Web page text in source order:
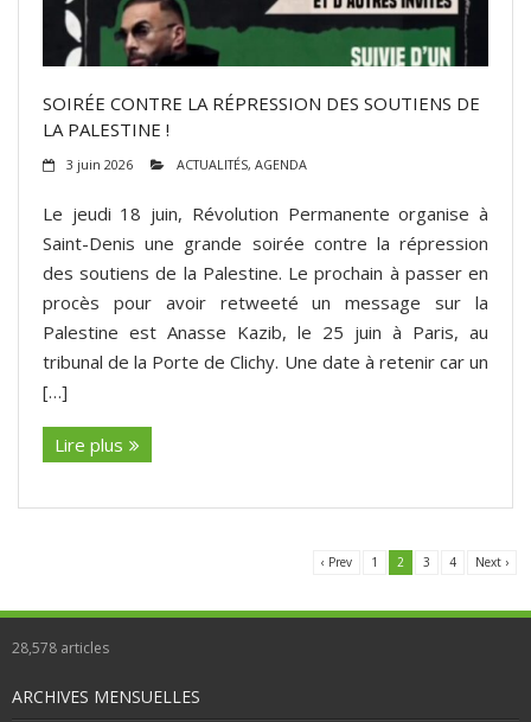
SOIRÉE CONTRE LA RÉPRESSION DES SOUTIENS DE
LA PALESTINE !
3 juin 2026 ACTUALITÉS, AGENDA
Le jeudi 18 juin, Révolution Permanente organise à
Saint-Denis une grande soirée contre la répression
des soutiens de la Palestine. Le prochain à passer en
procès pour avoir retweeté un message sur la
Palestine est Anasse Kazib, le 25 juin à Paris, au
tribunal de la Porte de Clichy. Une date à retenir car un
[…]
Lire plus
‹ Prev 1 2 3 4 Next ›
28,578 articles
ARCHIVES MENSUELLES